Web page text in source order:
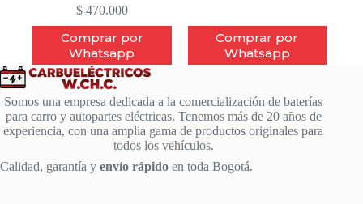
$470.000
Comprar por
Whatsapp
Comprar por
Whatsapp
Somos una empresa dedicada a la comercialización de baterías
para carro y autopartes eléctricas. Tenemos más de 20 años de
experiencia, con una amplia gama de productos originales para
todos los vehículos.
Calidad, garantía y envío rápido en toda Bogotá.